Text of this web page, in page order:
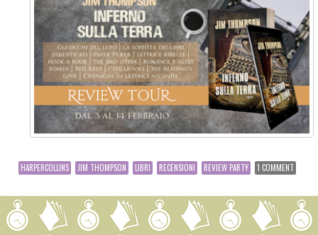
HARPERCOLLINS JIM THOMPSON LIBRI RECENSIONI REVIEW PARTY 1 COMMENT